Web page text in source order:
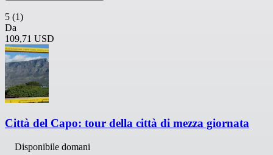
5 (1)
Da
109,71 USD
Città del Capo: tour della città di mezza giornata
Disponibile domani